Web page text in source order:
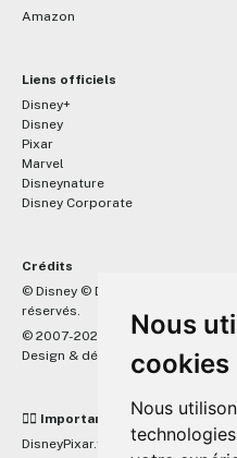
Nous
cookies
Nous
Amazon
Liens officiels
Disney+
Disney
Pixar
Marvel
Disneynature
Disney Corporate
Crédits
© Disney © Disney/Pixar © &
réservés.
© 2007-2026 DisneyPixar.fr
Design & développement :
☝🏼 Important
DisneyPixar.fr est un site